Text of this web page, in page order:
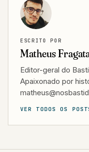
ESCRITO POR
Matheus
Editor-geral do
Apaixonado por
VER TODOS OS